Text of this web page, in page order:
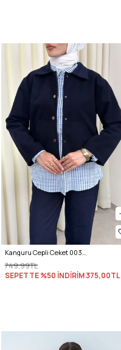
Kanguru Cepli Ceket 0034 - LACİVERT
749,99TL
SEPETTE %50 İNDİRİM375,00TL